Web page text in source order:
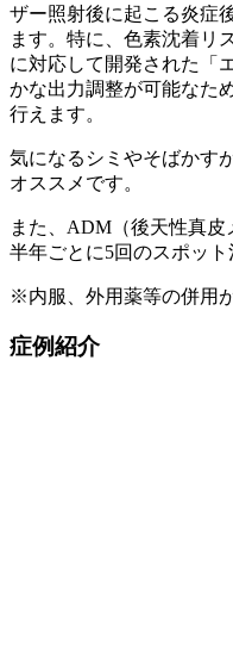
ザー照射後に起こる炎症
ます。特に、色素沈着リ
に対応して開発された「
かな出力調整が可能なた
行えます。
気になるシミやそばかす
オススメです。
また、ADM（後天性真
半年ごとに5回のスポット
※内服、外用薬等の併用
症例紹介